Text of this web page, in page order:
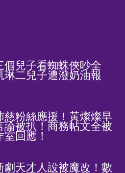
個兒子看蜘蛛俠吵全
琳二兒子遭潑奶油報
慈粉絲應援！黃燦燦早
論被扒！商務帖文全被
回應！
劇天才人設被魔改！數